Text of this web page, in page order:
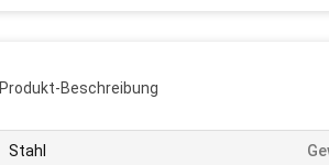
Produkt-Beschreibung
Stahl